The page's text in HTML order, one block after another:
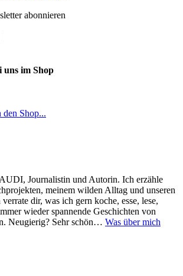
abonnieren
uns im Shop
den Shop...
Journalistin und Autorin. Ich erzähle
meinem wilden Alltag und unseren
dir, was ich gern koche, esse, lese,
wieder spannende Geschichten von
Neugierig? Sehr schön… Was über mich